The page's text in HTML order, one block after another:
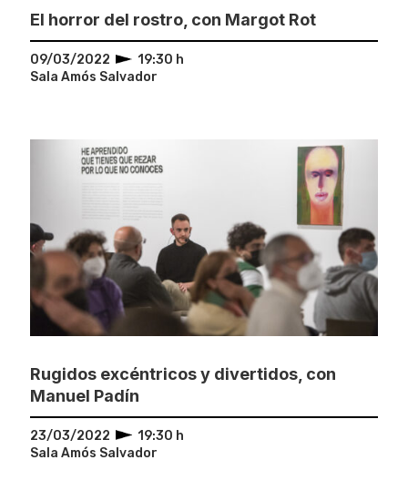
El horror del rostro, con Margot Rot
09/03/2022
19:30 h
Sala Amós Salvador
Rugidos excéntricos y divertidos, con
Manuel Padín
23/03/2022
19:30 h
Sala Amós Salvador